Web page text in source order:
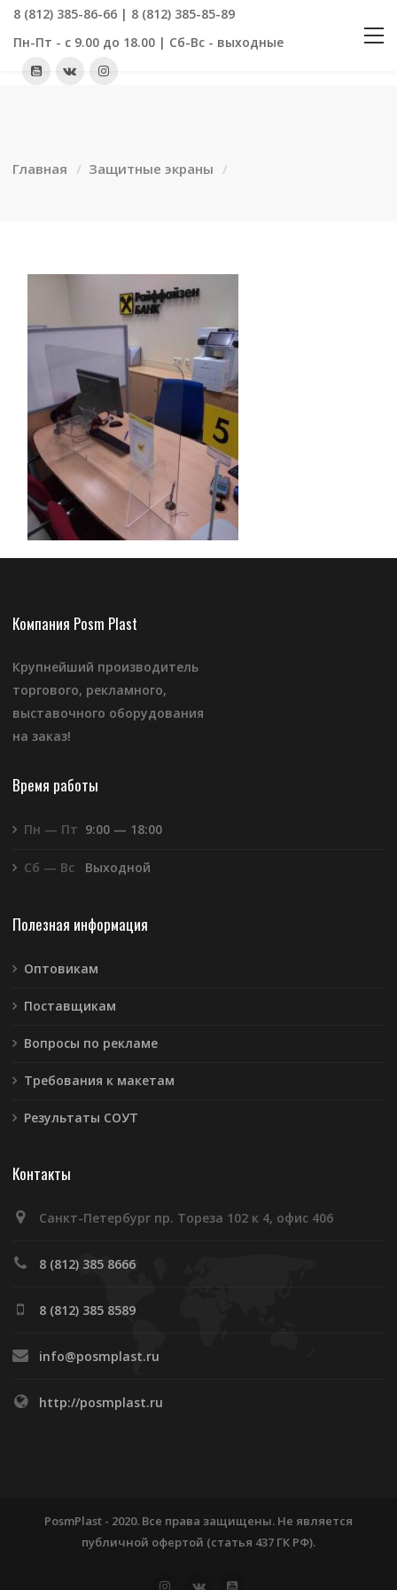
8 (812) 385-86-66 | 8 (812) 385-85-89
Пн-Пт - с 9.00 до 18.00 | Сб-Вс - выходные
Главная Защитные экраны
Компания Posm Plast
Крупнейший производитель
торгового, рекламного,
выставочного оборудования
на заказ!
Время работы
Пн — Пт 9:00 — 18:00
Сб — Вс Выходной
Полезная информация
Оптовикам
Поставщикам
Вопросы по рекламе
Требования к макетам
Результаты СОУТ
Контакты
Санкт-Петербург пр. Тореза 102 к 4, офис 406
8 (812) 385 8666
8 (812) 385 8589
info@posmplast.ru
http://posmplast.ru
PosmPlast - 2020. Все права защищены. Не является
публичной офертой (статья 437 ГК РФ).